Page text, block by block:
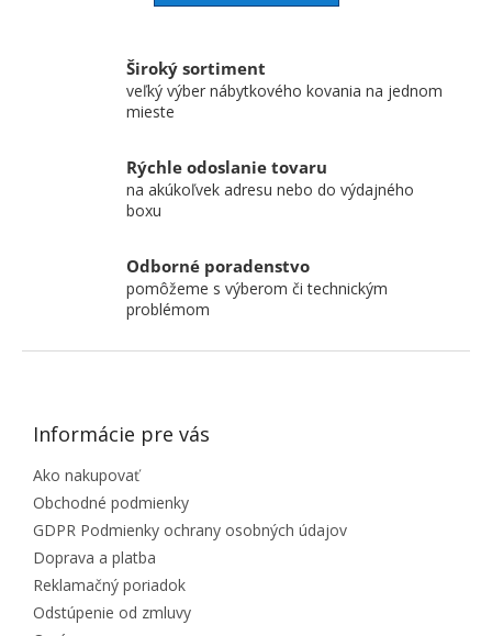
Široký sortiment
veľký výber nábytkového kovania na jednom
mieste
Rýchle odoslanie tovaru
na akúkoľvek adresu nebo do výdajného
boxu
Odborné poradenstvo
pomôžeme s výberom či technickým
problémom
ZÁPÄTIE
Informácie pre vás
Ako nakupovať
Obchodné podmienky
GDPR Podmienky ochrany osobných údajov
Doprava a platba
Reklamačný poriadok
Odstúpenie od zmluvy